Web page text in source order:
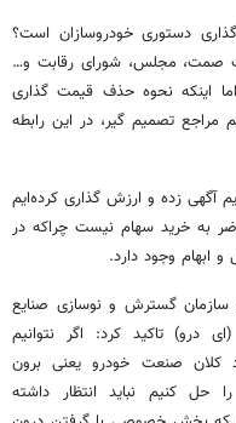
دستوری خودروسازان است؟
صمت، مجلس، شورای رقابت و…
اینکه نحوه حذف قیمت گذاری
مراجع تصمیم گیر، در این رابطه
آگهی زده و ارزش گذاری کرده‌ایم
به خرید سهام نیست چراکه در
ابهام وجود دارد.
گسترش و نوسازی صنایع
(ایدرو) تاکید کرد: اگر نتوانیم
کلان صنعت خودرو یعنی برون
را حل کنیم نباید انتظار داشته